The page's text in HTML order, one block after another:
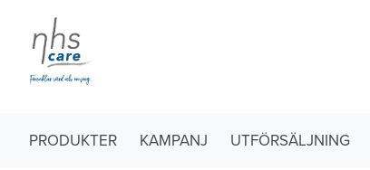
PRODUKTER KAMPANJ UTFÖRSÄLJNING